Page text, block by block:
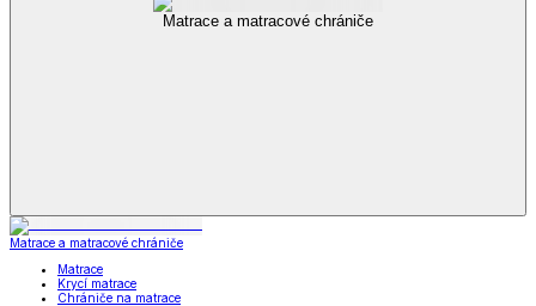
Matrace a matracové chrániče
Matrace a matracové chrániče
Matrace
Krycí matrace
Chrániče na matrace